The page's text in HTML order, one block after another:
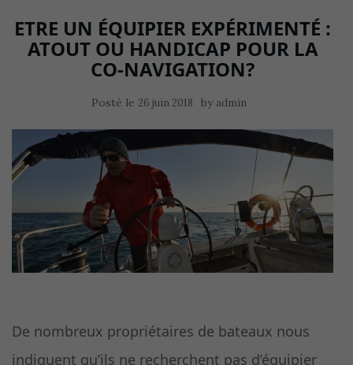
ETRE UN ÉQUIPIER EXPÉRIMENTÉ :
ATOUT OU HANDICAP POUR LA
CO-NAVIGATION?
Posté le 26 juin 2018 by admin
De nombreux propriétaires de bateaux nous
indiquent qu’ils ne recherchent pas d’équipier